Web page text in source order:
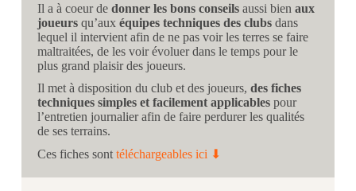
Il a à coeur de donner les bons conseilsaussi bien aux
joueursqu’aux équipes techniques des clubsdans
lequel il intervient afin de ne pas voir les terres se faire
maltraitées, de les voir évoluer dans le temps pour le
plus grand plaisir des joueurs.
Il met à disposition du club et des joueurs, des fiches
techniques simples et facilement applicablespour
l’entretien journalier afin de faire perdurer les qualités
de ses terrains.
Ces fiches sont téléchargeables ici ⬇︎